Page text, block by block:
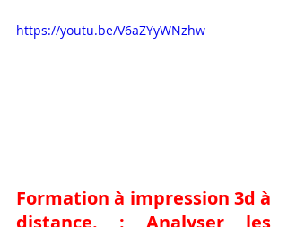
https://youtu.be/V6aZYyWNzhw
Formation à impression 3d à
distance. : Analyser les